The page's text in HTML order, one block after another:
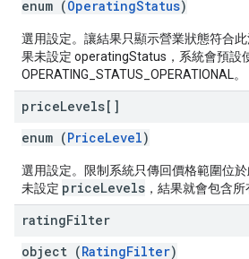
enum (OperatingStatus)
選用設定。讓結果只顯示營業狀態符合
果未設定 operatingStatus，系統會預設
OPERATING_STATUS_OPERATIONAL。
priceLevels[]
enum (PriceLevel)
選用設定。限制系統只傳回價格範圍位
未設定 priceLevels ，結果就會包含所
ratingFilter
object (RatingFilter)